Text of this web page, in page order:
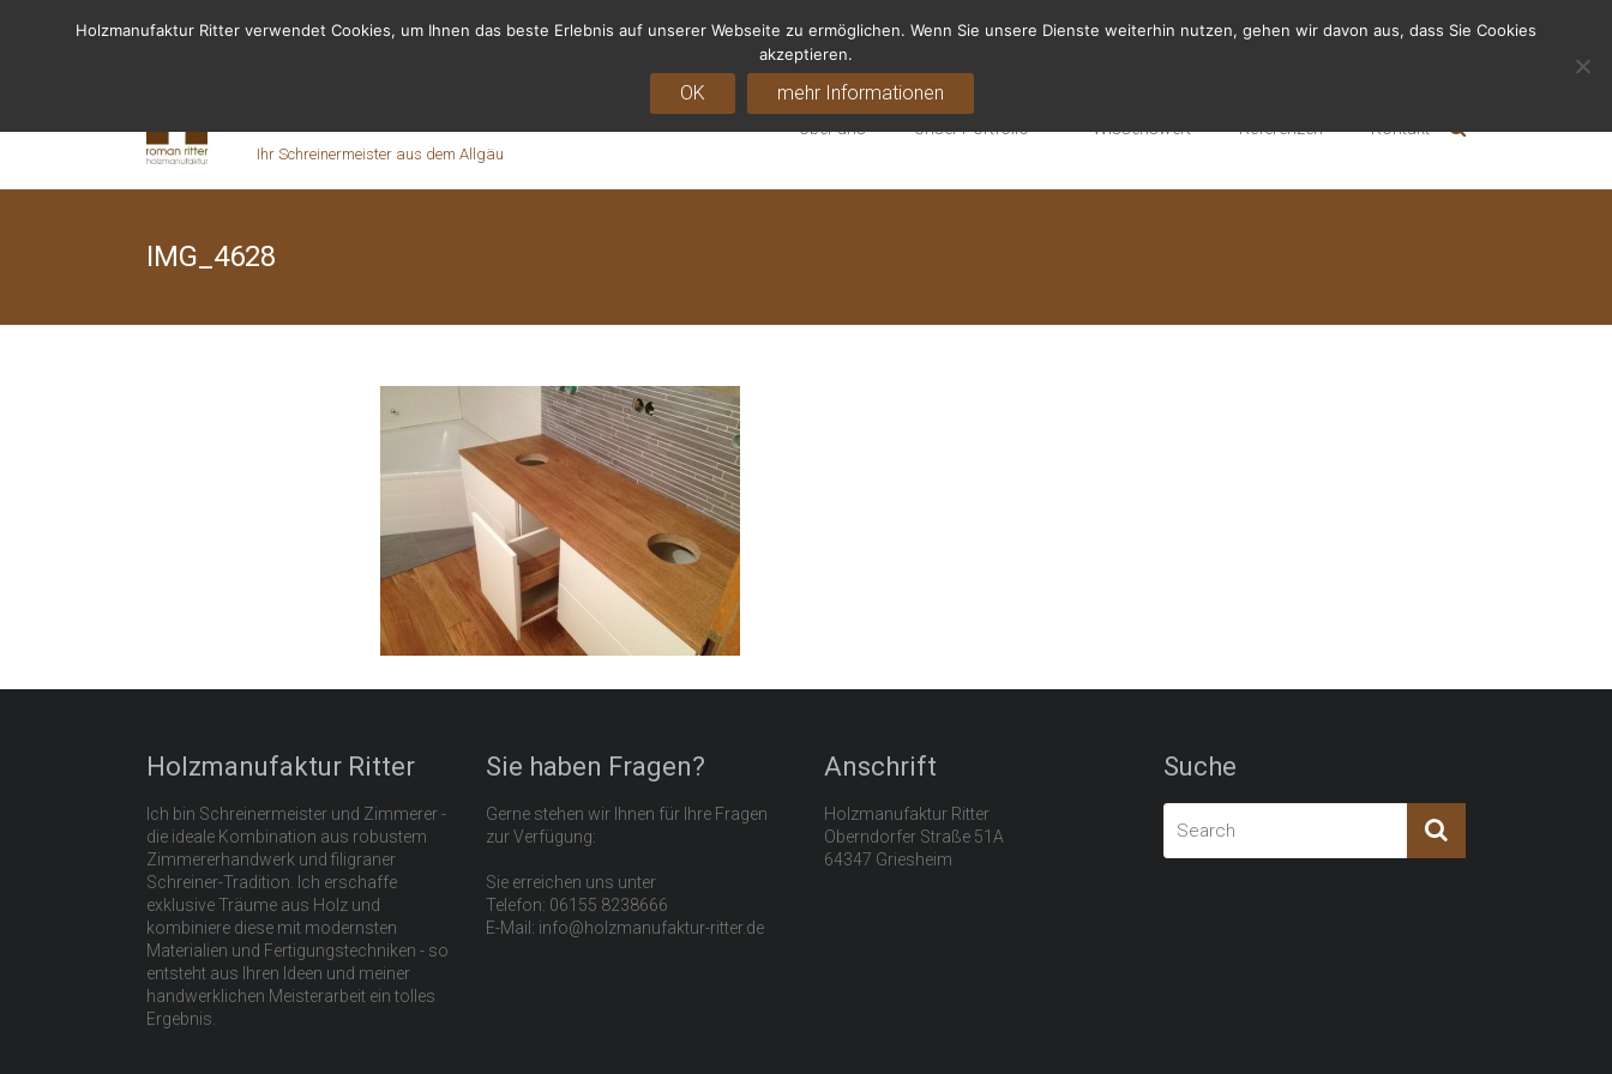
Fragen? Rufen Sie uns an - 06155 8238666
Holzmanufaktur Ritter
Ihr Schreinermeister aus dem Allgäu
Über uns Unser Portfolio Wissenswert Referenzen Kontakt
IMG_4628
Holzmanufaktur Ritter
Ich bin Schreinermeister und Zimmerer -
die ideale Kombination aus robustem
Zimmererhandwerk und filigraner
Schreiner-Tradition. Ich erschaffe
exklusive Träume aus Holz und
kombiniere diese mit modernsten
Materialien und Fertigungstechniken - so
entsteht aus Ihren Ideen und meiner
handwerklichen Meisterarbeit ein tolles
Ergebnis.
Sie haben Fragen?
Gerne stehen wir Ihnen für Ihre Fragen
zur Verfügung:
Sie erreichen uns unter
Telefon: 06155 8238666
E-Mail: info@holzmanufaktur-ritter.de
Anschrift
Holzmanufaktur Ritter
Oberndorfer Straße 51A
64347 Griesheim
Suche
Holzmanufaktur Ritter verwendet Cookies, um Ihnen das beste Erlebnis auf unserer Webseite zu ermöglichen. Wenn Sie unsere Dienste weiterhin nutzen, gehen wir davon aus, dass Sie Cookies
akzeptieren.
OK mehr Informationen